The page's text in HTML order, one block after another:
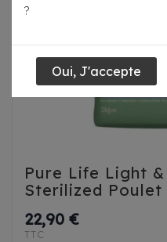
Pure Life Light &
Sterilized Poulet
22,90 €
TTC
?